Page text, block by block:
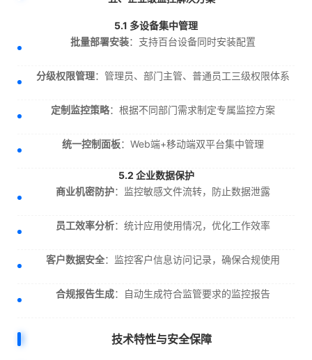
5.1 多设备集中管理
批量部署安装：支持百台设备同时安装配置
分级权限管理：管理员、部门主管、普通员工三级权限体系
定制监控策略：根据不同部门需求制定专属监控方案
统一控制面板：Web端+移动端双平台集中管理
5.2 企业数据保护
商业机密防护：监控敏感文件流转，防止数据泄露
员工效率分析：统计应用使用情况，优化工作效率
客户数据安全：监控客户信息访问记录，确保合规使用
合规报告生成：自动生成符合监管要求的监控报告
技术特性与安全保障